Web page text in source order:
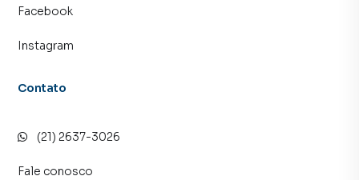
Facebook
Instagram
Contato
(21) 2637-3026
Fale conosco